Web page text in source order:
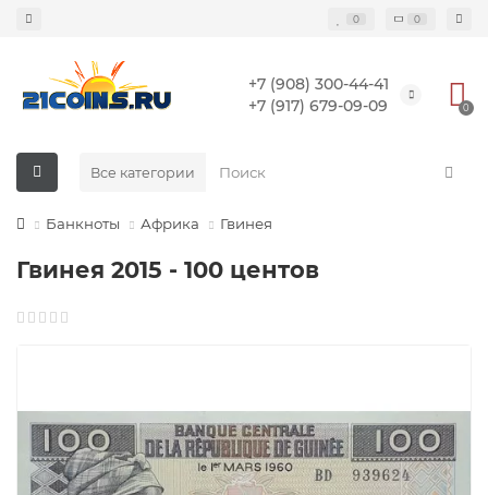
0 0
+7 (908) 300-44-41
+7 (917) 679-09-09
0
Все категории
Банкноты Африка Гвинея
Гвинея 2015 - 100 центов